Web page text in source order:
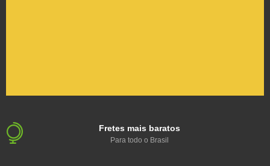
Fretes mais baratos
Para todo o Brasil